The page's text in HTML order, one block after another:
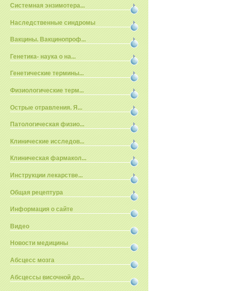
Системная энзимотера...
Наследственные синдромы
Вакцины. Вакцинопроф...
Генетика- наука о на...
Генетические термины...
Физиологические терм...
Острые отравления. Я...
Патологическая физио...
Клинические исследов...
Клиническая фармакол...
Инструкции лекарстве...
Общая рецептура
Информация о сайте
Видео
Новости медицины
Абсцесс мозга
Абсцессы височной до...